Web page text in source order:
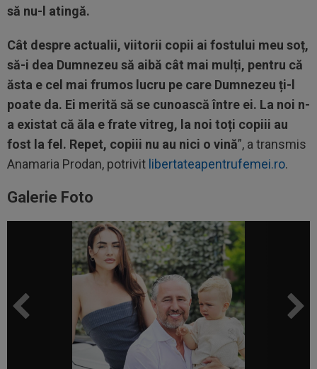
să nu-l atingă.
Cât despre actualii, viitorii copii ai fostului meu soț,
să-i dea Dumnezeu să aibă cât mai mulți, pentru că
ăsta e cel mai frumos lucru pe care Dumnezeu ți-l
poate da. Ei merită să se cunoască între ei. La noi n-
a existat că ăla e frate vitreg, la noi toți copiii au
fost la fel. Repet, copiii nu au nici o vină”, a transmis
Anamaria Prodan, potrivit libertateapentrufemei.ro.
Galerie Foto